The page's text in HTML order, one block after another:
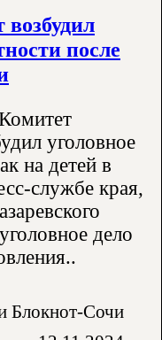
после
уголовное
на детей в
службе края,
дело
Блокнот-Сочи